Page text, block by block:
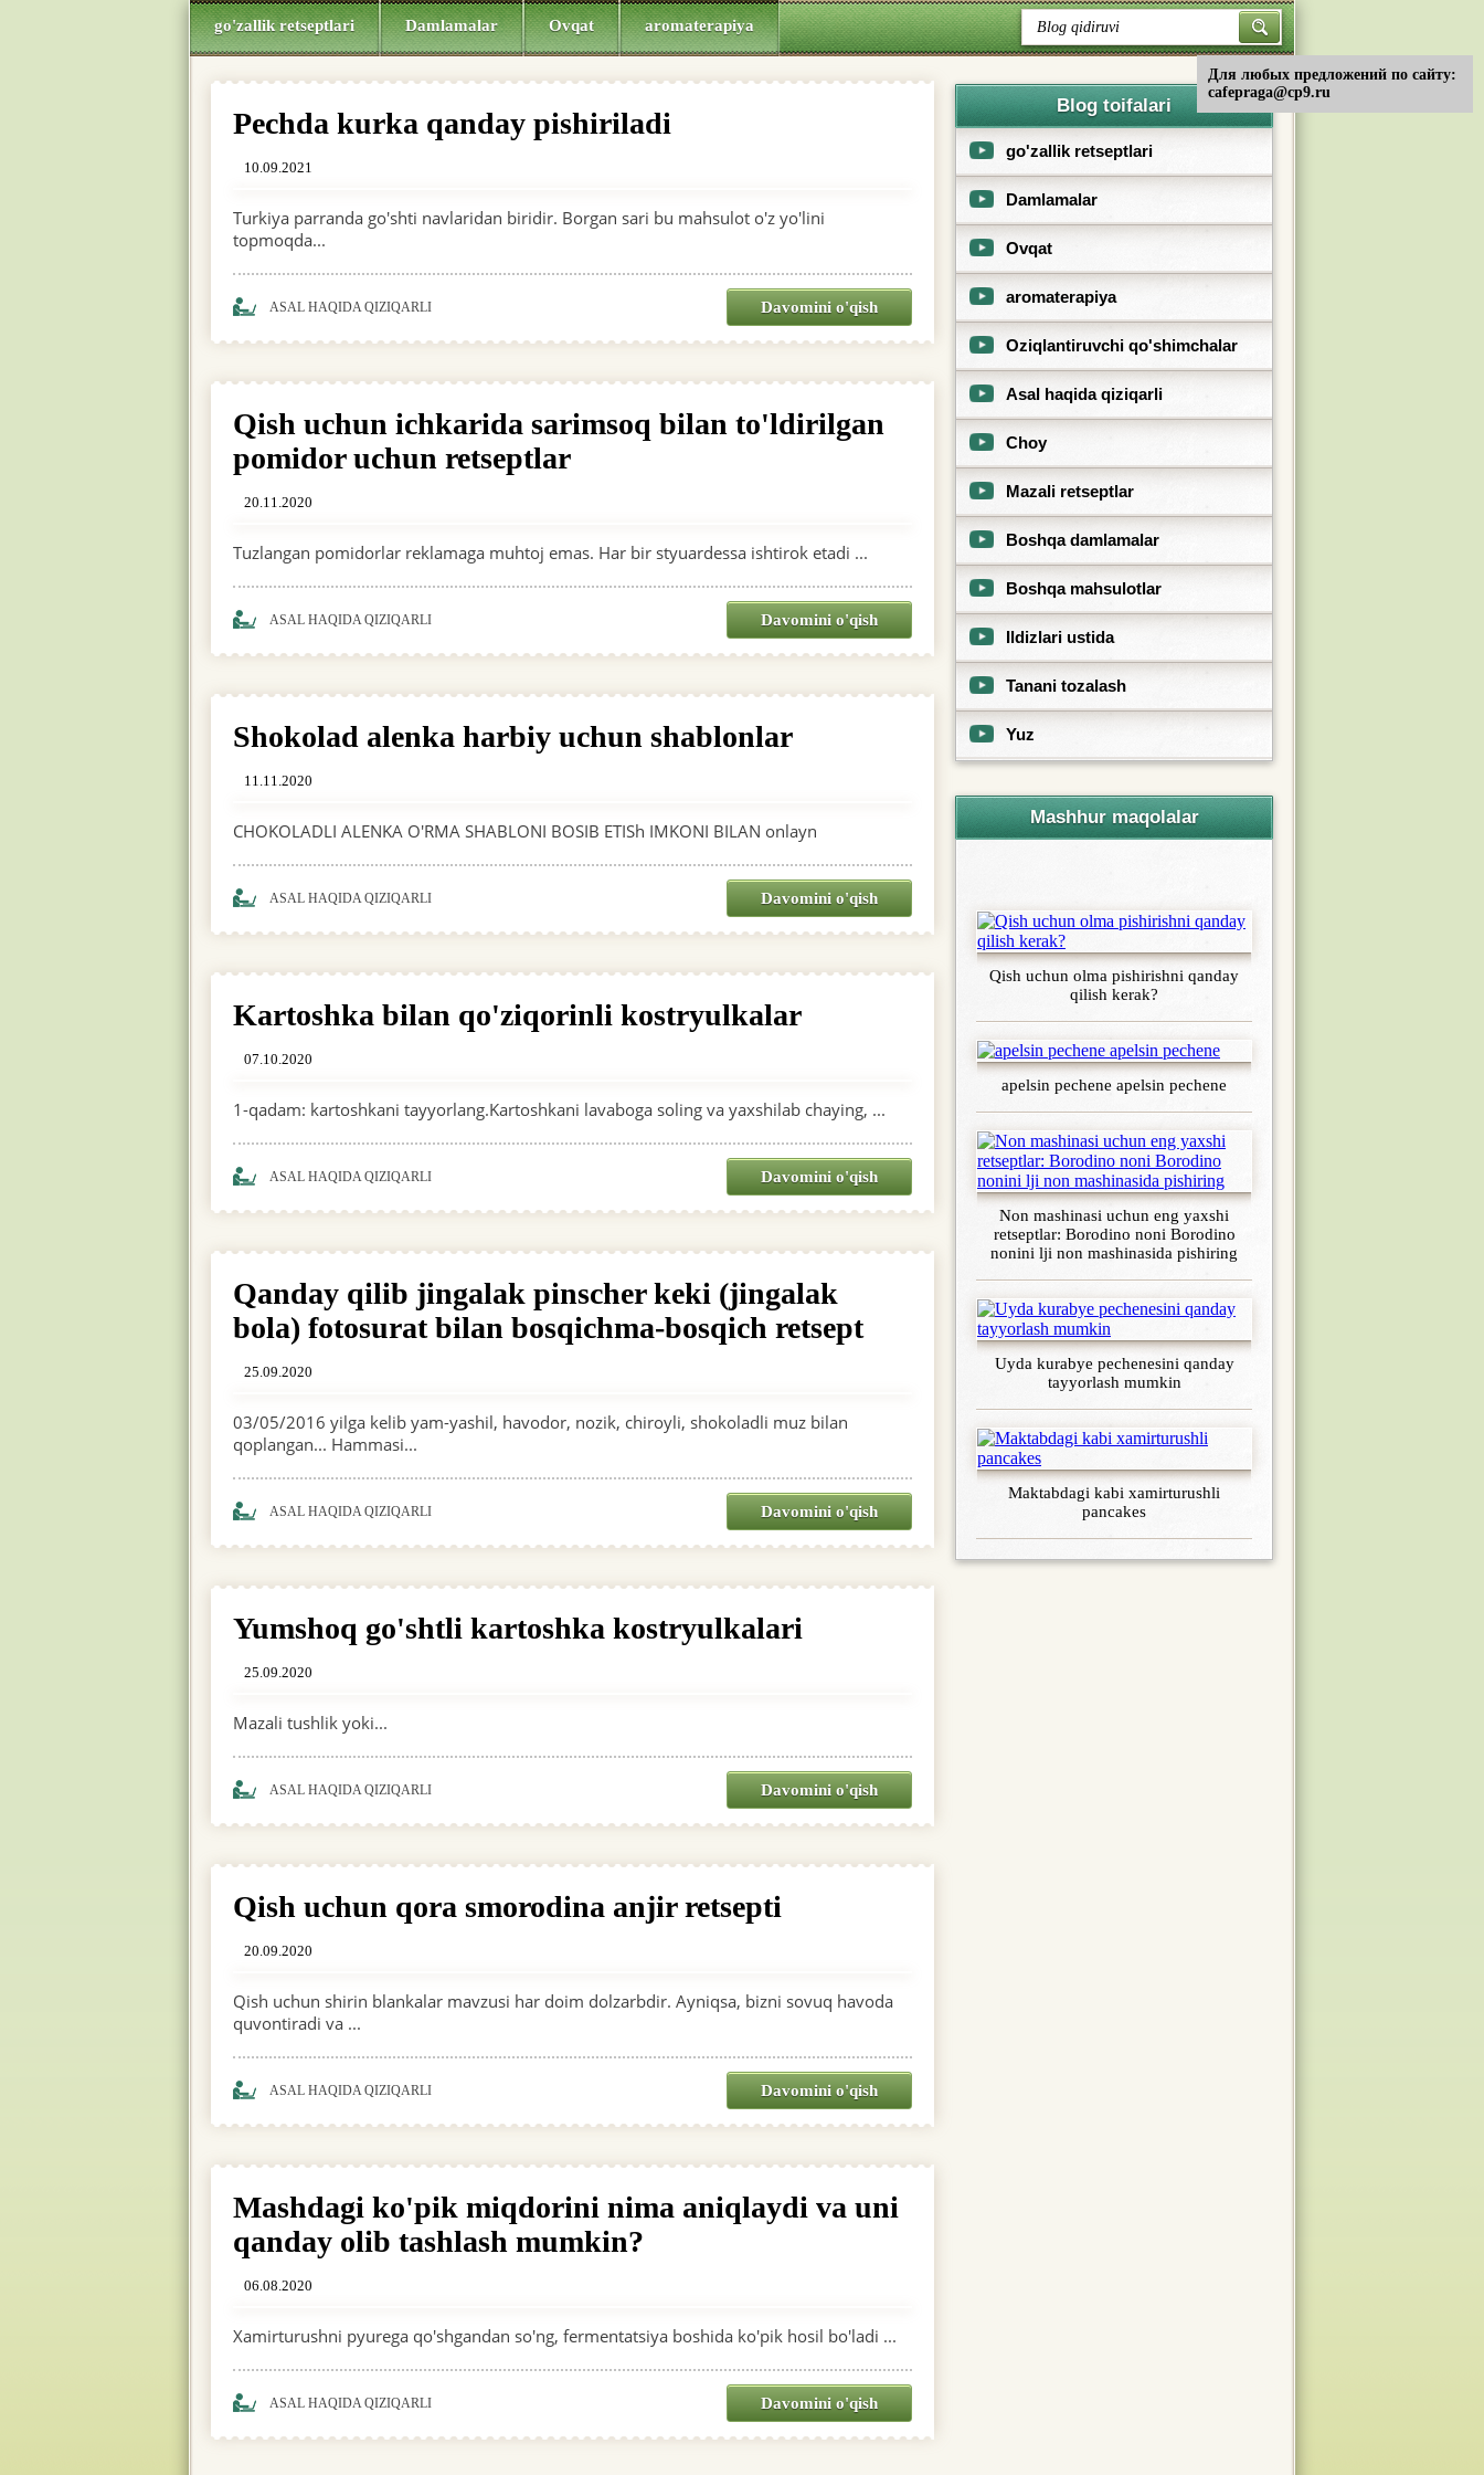
go'zallik retseptlari Damlamalar Ovqat aromaterapiya
Pechda kurka qanday pishiriladi
10.09.2021
Turkiya parranda go'shti navlaridan biridir. Borgan sari bu mahsulot o'z yo'lini
topmoqda...
ASAL HAQIDA QIZIQARLI Davomini o'qish
Qish uchun ichkarida sarimsoq bilan to'ldirilgan
pomidor uchun retseptlar
20.11.2020
Tuzlangan pomidorlar reklamaga muhtoj emas. Har bir styuardessa ishtirok etadi ...
ASAL HAQIDA QIZIQARLI Davomini o'qish
Shokolad alenka harbiy uchun shablonlar
11.11.2020
CHOKOLADLI ALENKA O'RMA SHABLONI BOSIB ETISh IMKONI BILAN onlayn
ASAL HAQIDA QIZIQARLI Davomini o'qish
Kartoshka bilan qo'ziqorinli kostryulkalar
07.10.2020
1-qadam: kartoshkani tayyorlang.Kartoshkani lavaboga soling va yaxshilab chaying, ...
ASAL HAQIDA QIZIQARLI Davomini o'qish
Qanday qilib jingalak pinscher keki (jingalak
bola) fotosurat bilan bosqichma-bosqich retsept
25.09.2020
03/05/2016 yilga kelib yam-yashil, havodor, nozik, chiroyli, shokoladli muz bilan
qoplangan... Hammasi...
ASAL HAQIDA QIZIQARLI Davomini o'qish
Yumshoq go'shtli kartoshka kostryulkalari
25.09.2020
Mazali tushlik yoki...
ASAL HAQIDA QIZIQARLI Davomini o'qish
Qish uchun qora smorodina anjir retsepti
20.09.2020
Qish uchun shirin blankalar mavzusi har doim dolzarbdir. Ayniqsa, bizni sovuq havoda
quvontiradi va ...
ASAL HAQIDA QIZIQARLI Davomini o'qish
Mashdagi ko'pik miqdorini nima aniqlaydi va uni
qanday olib tashlash mumkin?
06.08.2020
Xamirturushni pyurega qo'shgandan so'ng, fermentatsiya boshida ko'pik hosil bo'ladi ...
ASAL HAQIDA QIZIQARLI Davomini o'qish
Blog toifalari
go'zallik retseptlari
Damlamalar
Ovqat
aromaterapiya
Oziqlantiruvchi qo'shimchalar
Asal haqida qiziqarli
Choy
Mazali retseptlar
Boshqa damlamalar
Boshqa mahsulotlar
Ildizlari ustida
Tanani tozalash
Yuz
Mashhur maqolalar
Qish uchun olma pishirishni qanday
qilish kerak?
apelsin pechene apelsin pechene
Non mashinasi uchun eng yaxshi
retseptlar: Borodino noni Borodino
nonini lji non mashinasida pishiring
Uyda kurabye pechenesini qanday
tayyorlash mumkin
Maktabdagi kabi xamirturushli
pancakes
Для любых предложений по сайту:
cafepraga@cp9.ru